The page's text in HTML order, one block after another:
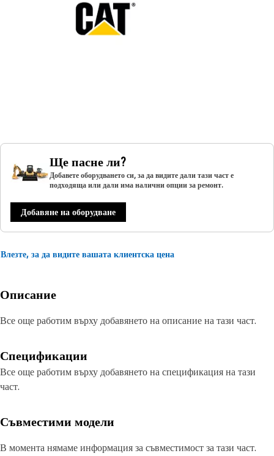
Ще пасне ли?
Добавете оборудването си, за да видите дали тази част е
подходяща или дали има налични опции за ремонт.
Добавяне на оборудване
Влезте, за да видите вашата клиентска цена
Описание
Все още работим върху добавянето на описание на тази част.
Спецификации
Все още работим върху добавянето на спецификация на тази
част.
Съвместими модели
В момента нямаме информация за съвместимост за тази част.